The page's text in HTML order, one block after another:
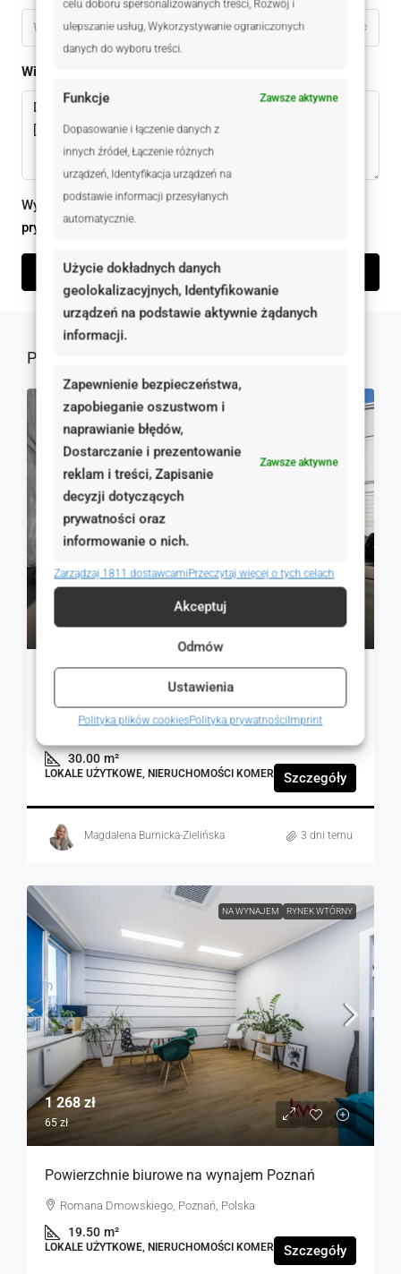
celu doboru spersonalizowanych treści, Rozwój i
ulepszanie usług, Wykorzystywanie ograniczonych
danych do wyboru treści.
Funkcje Zawsze aktywne
Dopasowanie i łączenie danych z
innych źródeł, Łączenie różnych
urządzeń, Identyfikacja urządzeń na
podstawie informacji przesyłanych
automatycznie.
Użycie dokładnych danych
geolokalizacyjnych, Identyfikowanie
urządzeń na podstawie aktywnie żądanych
informacji.
Zapewnienie bezpieczeństwa,
zapobieganie oszustwom i
naprawianie błędów,
Dostarczanie i prezentowanie
reklam i treści, Zapisanie
decyzji dotyczących
prywatności oraz
informowanie o nich.
Zawsze aktywne
Zarządzaj 1811 dostawcamiPrzeczytaj więcej o tych celach
Akceptuj
Odmów
Ustawienia
Polityka plików cookiesPolityka prywatnościImprint
Wybierz
Wiadomomść
Wysyłając ten formularz zgadzam się z
prywatności
Wyślij zapytanie
Podobne oferty
NA SPRZEDAŻ
4 300 zł
Kompaktowy lokal komercyjny w lokalizacji
Premium
30.00 m²
LOKALE UŻYTKOWE, NIERUCHOMOŚCI KOMERCYJNESzczegóły
Magdalena Burnicka-Zielińska 3 dni temu
NA WYNAJEM RYNEK WTÓRNY
1 268 zł
65 zł
Powierzchnie biurowe na wynajem Poznań
Romana Dmowskiego, Poznań, Polska
19.50 m²
LOKALE UŻYTKOWE, NIERUCHOMOŚCI KOMERCYJNESzczegóły